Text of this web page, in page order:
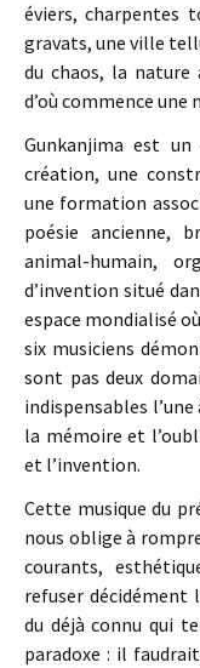
éviers, charpentes
gravats, une ville
du chaos, la nature
d’où commence une
Gunkanjima est
création, une
une formation
poésie ancienne,
animal-humain,
d’invention situé
espace mondialisé
six musiciens
sont pas deux
indispensables
la mémoire et
et l’invention.
Cette musique du
nous oblige à
courants,
refuser décidément
du déjà connu qui
paradoxe : il